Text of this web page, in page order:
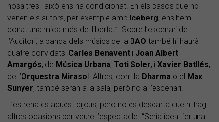
nosaltres i això ens ha condicionat. En els casos que no
venen els autors, per exemple amb Iceberg, ens hem
donat una mica més de llibertat”. Sobre l’escenari de
l’Auditori, a banda dels músics de la BAO també hi haurà
quatre convidats: Carles Benavent i Joan Albert
Amargós, de Música Urbana; Toti Soler; i Xavier Batllés,
de l’Orquestra Mirasol . Altres, com la Dharma o el Max
Sunyer, també seran a la sala, però no a l’escenari.
L’estrena és aquest dijous, però no es descarta que hi hagi
altres ocasions per veure l’espectacle. “Seria ideal fer una